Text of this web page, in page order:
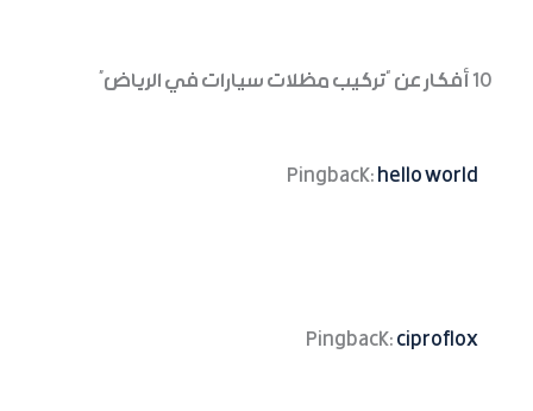
10 أفكار عن “تركيب مظلات سيارات في الرياض”
Pingback:hello world
Pingback:ciproflox